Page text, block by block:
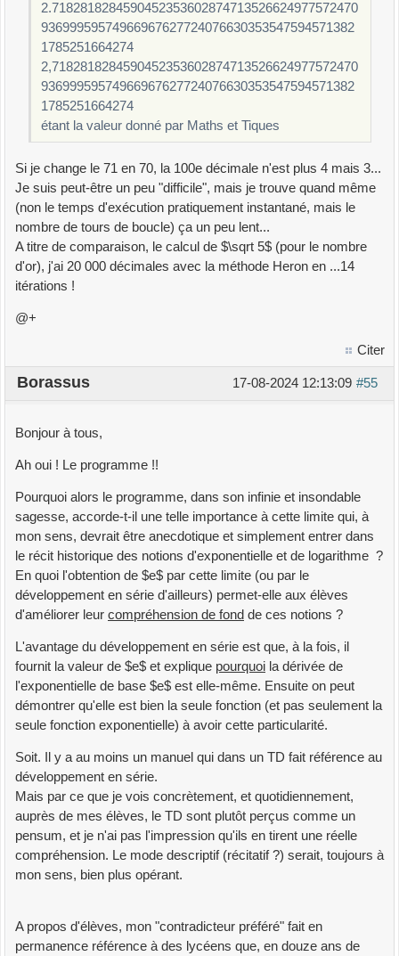
2.7182818284590452353602874713526624977572470
93699959574966967627724076630353547594571382
1785251664274
2,7182818284590452353602874713526624977572470
93699959574966967627724076630353547594571382
1785251664274
étant la valeur donné par Maths et Tiques
Si je change le 71 en 70, la 100e décimale n'est plus 4 mais 3...
Je suis peut-être un peu "difficile", mais je trouve quand même
(non le temps d'exécution pratiquement instantané, mais le
nombre de tours de boucle) ça un peu lent...
A titre de comparaison, le calcul de $\sqrt 5$ (pour le nombre
d'or), j'ai 20 000 décimales avec la méthode Heron en ...14
itérations !
@+
Citer
#55
17-08-2024 12:13:09
Borassus
Bonjour à tous,
Ah oui ! Le programme !!
Pourquoi alors le programme, dans son infinie et insondable
sagesse, accorde-t-il une telle importance à cette limite qui, à
mon sens, devrait être anecdotique et simplement entrer dans
le récit historique des notions d'exponentielle et de logarithme ?
En quoi l'obtention de $e$ par cette limite (ou par le
développement en série d'ailleurs) permet-elle aux élèves
d'améliorer leur compréhension de fond de ces notions ?
L'avantage du développement en série est que, à la fois, il
fournit la valeur de $e$ et explique pourquoi la dérivée de
l'exponentielle de base $e$ est elle-même. Ensuite on peut
démontrer qu'elle est bien la seule fonction (et pas seulement la
seule fonction exponentielle) à avoir cette particularité.
Soit. Il y a au moins un manuel qui dans un TD fait référence au
développement en série.
Mais par ce que je vois concrètement, et quotidiennement,
auprès de mes élèves, le TD sont plutôt perçus comme un
pensum, et je n'ai pas l'impression qu'ils en tirent une réelle
compréhension. Le mode descriptif (récitatif ?) serait, toujours à
mon sens, bien plus opérant.
A propos d'élèves, mon "contradicteur préféré" fait en
permanence référence à des lycéens que, en douze ans de